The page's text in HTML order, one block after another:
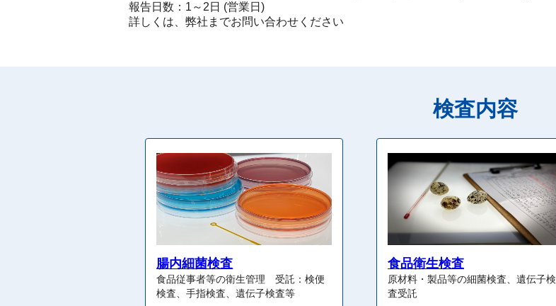
報告日数：1～2日 (営業日)
詳しくは、弊社までお問い合わせください
検査内容
腸内細菌検査
食品従事者等の衛生管理 受託：検便
検査、手指検査、遺伝子検査等
食品衛生検査
原材料・製品等の細菌検査、遺伝子検
査受託